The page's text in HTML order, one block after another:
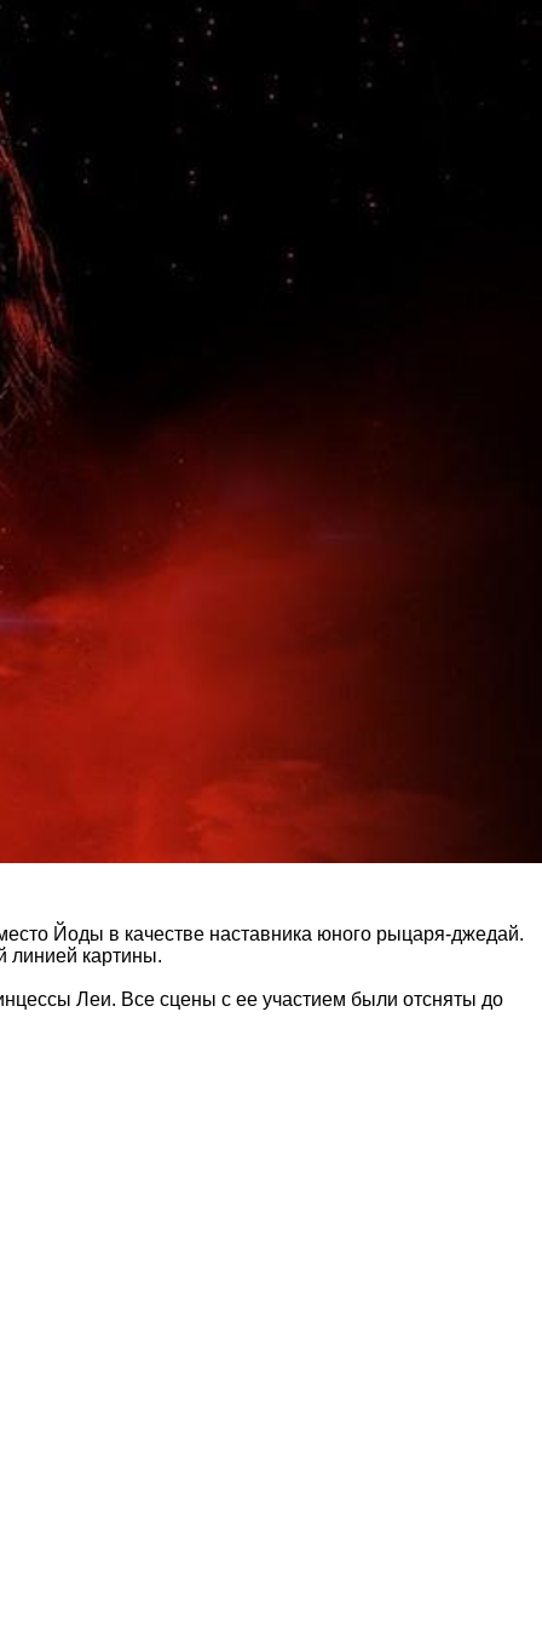
Йоды в качестве наставника юного рыцаря-джедай.
линией картины.
Леи. Все сцены с ее участием были отсняты до